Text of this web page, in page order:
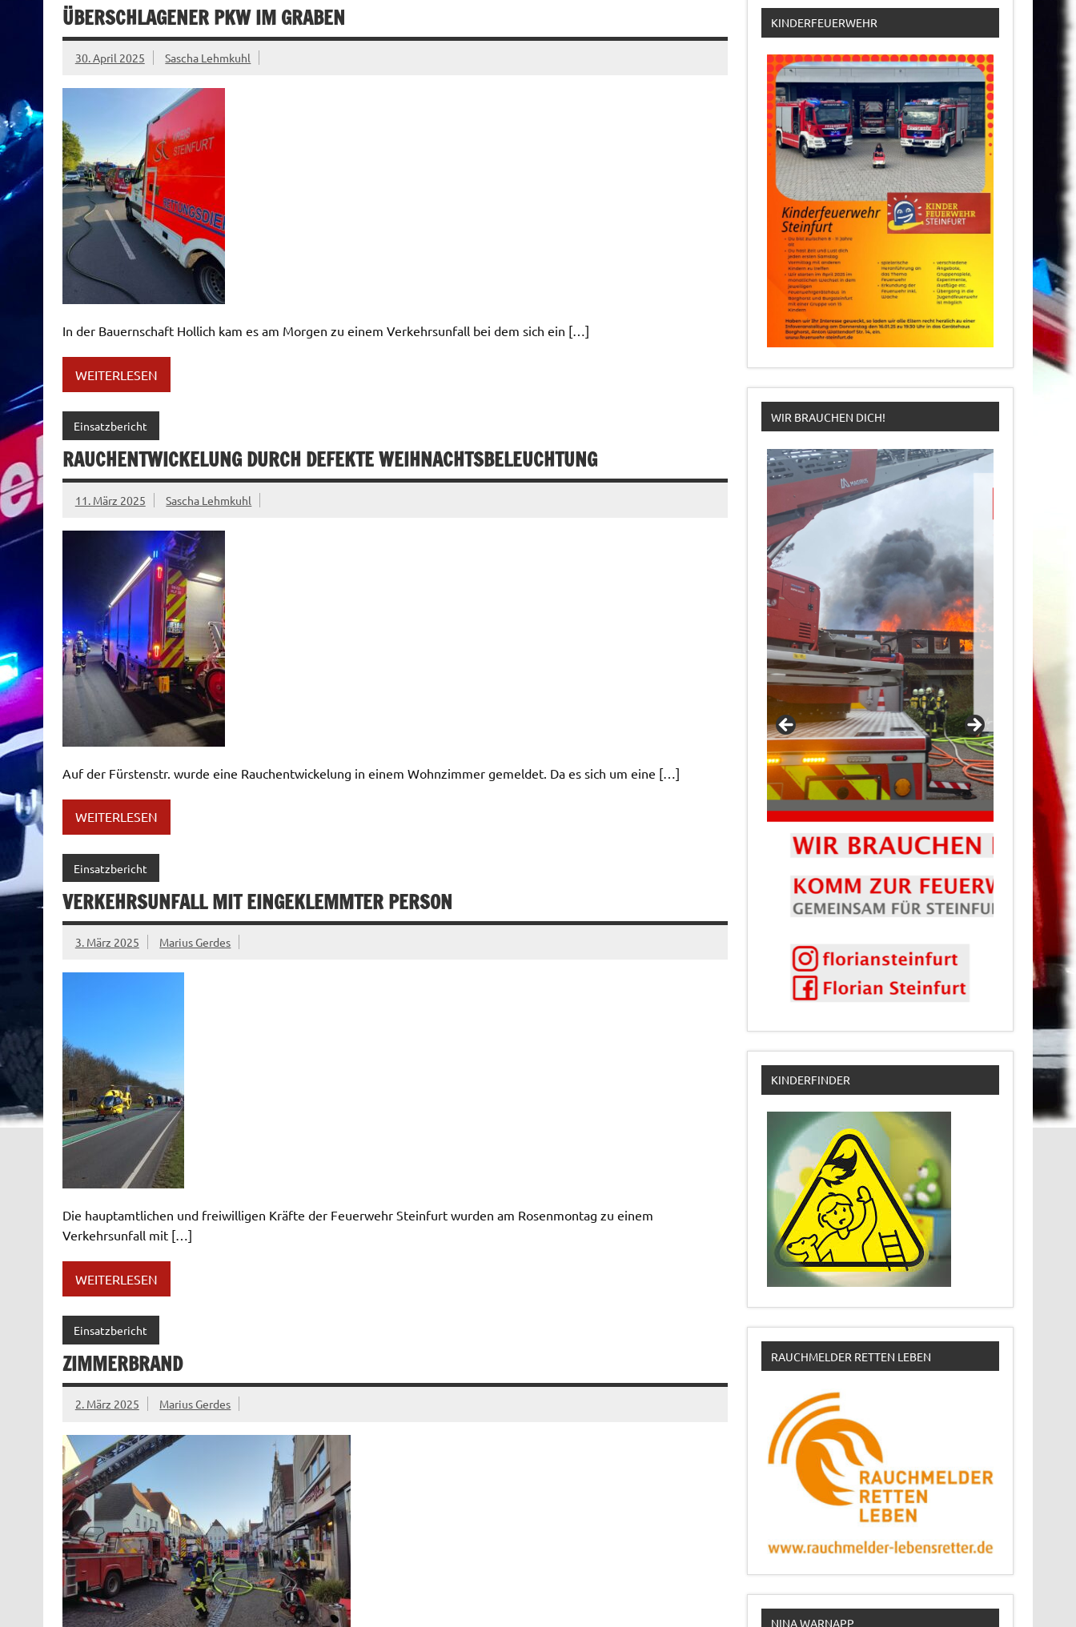
ÜBERSCHLAGENER PKW IM GRABEN
30. April 2025 Sascha Lehmkuhl
In der Bauernschaft Hollich kam es am Morgen zu einem Verkehrsunfall bei dem sich ein […]
WEITERLESEN
Einsatzbericht
RAUCHENTWICKELUNG DURCH DEFEKTE WEIHNACHTSBELEUCHTUNG
11. März 2025 Sascha Lehmkuhl
Auf der Fürstenstr. wurde eine Rauchentwickelung in einem Wohnzimmer gemeldet. Da es sich um eine […]
WEITERLESEN
Einsatzbericht
VERKEHRSUNFALL MIT EINGEKLEMMTER PERSON
3. März 2025 Marius Gerdes
Die hauptamtlichen und freiwilligen Kräfte der Feuerwehr Steinfurt wurden am Rosenmontag zu einem
Verkehrsunfall mit […]
WEITERLESEN
Einsatzbericht
ZIMMERBRAND
2. März 2025 Marius Gerdes
KINDERFEUERWEHR
WIR BRAUCHEN DICH!
KINDERFINDER
RAUCHMELDER RETTEN LEBEN
NINA WARNAPP